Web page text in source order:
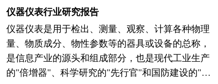
研究工作时不可或缺的重要参考资料，同时也可作
为金融机构进行信贷分析、证券分析、投资分析等
研究工作时的参考依据。
沿技术与应急装备的深度融合，将驱动产品向自主
感知、智能决策、集群协同方向跃升，推动形成
以“平急两用”基础设施为载体、以“智慧应急”平台
为中枢、以模块化标准化装备为终端的新一代应急
能力体系。与此同时，国家层面将持续优化产业政
元，2023-2024年同比增速约14.4%，2024-2025年
造业智能化改造需求持续释放、人形机器人与新能
源装备等新兴赛道爆发式扩容，以及国产伺服品牌
市占率提升、高端产品结构优化带来的价值增长，
行业在国产替代深化与需求结构升级的双重驱动
仪器仪表行业研究报告
仪器仪表是用于检出、测量、观察、计算各种物理
量、物质成分、物性参数等的器具或设备的总称，
是信息产业的源头和组成部分，也是现代工业生产
的"倍增器"、科学研究的"先行官"和国防建设的"战